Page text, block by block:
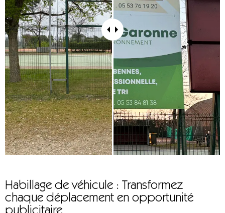
Habillage de véhicule : Transformez
chaque déplacement en opportunité